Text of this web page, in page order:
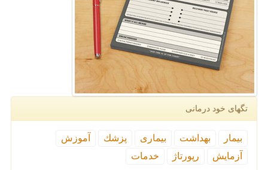
تگهای خود درمانی
بیمار بهداشت بیماری پزشك
آموزش
آزمایش
رپورتاژ خدمات